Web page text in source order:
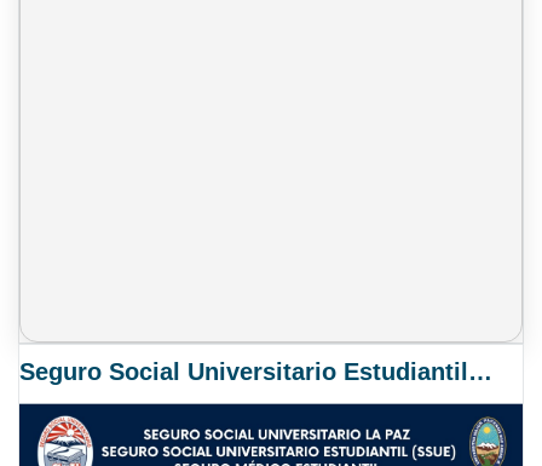
Seguro Social Universitario Estudiantil SSUE